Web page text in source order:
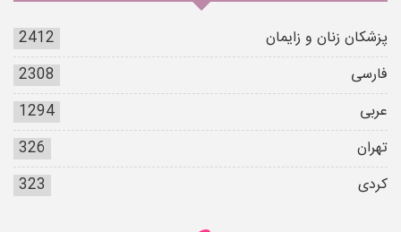
پزشکان زنان و زایمان
2412
فارسی
2308
عربی
1294
تهران
326
کردی
323